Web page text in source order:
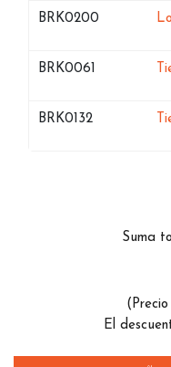
optar por la solución
BRK0200
BRK0061
BRK0132
Suma
El